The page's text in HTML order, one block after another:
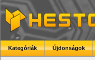
Kategóriák Újdonságok